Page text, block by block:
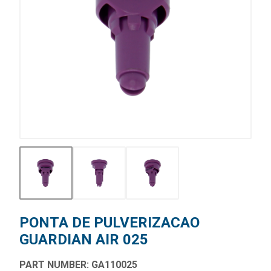
PONTA DE PULVERIZACAO
GUARDIAN AIR 025
PART NUMBER: GA110025